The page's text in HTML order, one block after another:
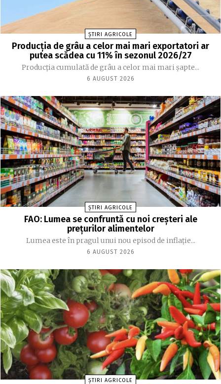
ȘTIRI AGRICOLE
Producția de grâu a celor mai mari exportatori ar
putea scădea cu 11% în sezonul 2026/27
Producția cumulată de grâu a celor mai mari șapte...
6 AUGUST 2026
ȘTIRI AGRICOLE
FAO: Lumea se confruntă cu noi creşteri ale
preţurilor alimentelor
Lumea este în pragul unui nou episod de inflaţie...
6 AUGUST 2026
ȘTIRI AGRICOLE